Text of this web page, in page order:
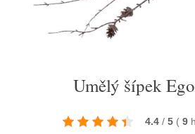
Umělý šípek
4.4 / 5 ( 9